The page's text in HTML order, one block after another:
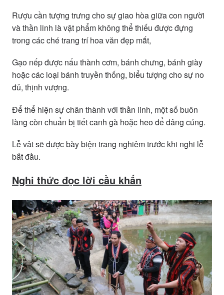
Rượu cần tượng trưng cho sự giao hòa giữa con người
và thần linh là vật phẩm không thể thiếu được đựng
trong các ché trang trí hoa văn đẹp mắt,
Gạo nếp được nấu thành cơm, bánh chưng, bánh giày
hoặc các loại bánh truyền thống, biểu tượng cho sự no
đủ, thịnh vượng.
Để thể hiện sự chân thành với thần linh, một số buôn
làng còn chuẩn bị tiết canh gà hoặc heo để dâng cúng.
Lễ vât sẽ được bày biện trang nghiêm trước khi nghi lễ
bắt đầu.
Nghi thức đọc lời cầu khấn